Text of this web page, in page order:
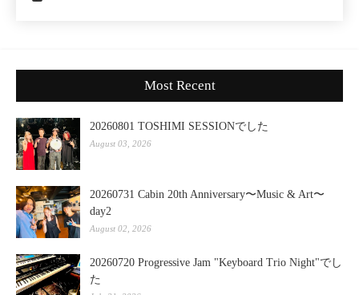
Most Recent
20260801 TOSHIMI SESSIONでした
August 03, 2026
20260731 Cabin 20th Anniversary〜Music & Art〜
day2
August 02, 2026
20260720 Progressive Jam "Keyboard Trio Night"でし
た